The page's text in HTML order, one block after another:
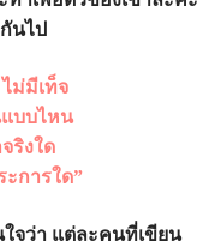
นไป
ม่มีเท็จ
บบไหน
ริงใด
ะการใด”
จว่า แต่ละคนที่เขียน